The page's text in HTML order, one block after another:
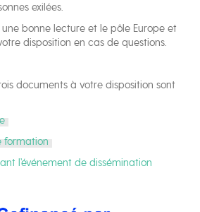
exilées.
une bonne lecture et le pôle Europe et
disposition en cas de questions.
documents à votre disposition sont
formation
l’événement de dissémination